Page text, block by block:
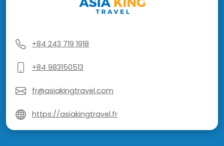
+84 243 719 1918
+84 983150513
fr@asiakingtravel.com
https://asiakingtravel.fr